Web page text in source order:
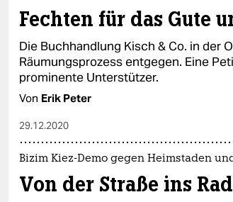
fragen & hilfe
unterstützen
abo
genossenschaft
epaper login
Fechten für das Gute
Die Buchhandlung Kisch & Co. in der
Räumungsprozess entgegen. Eine
prominente Unterstützer.
Von Erik Peter
29.12.2020
Bizim Kiez-Demo gegen Heimstaden
Von der Straße ins